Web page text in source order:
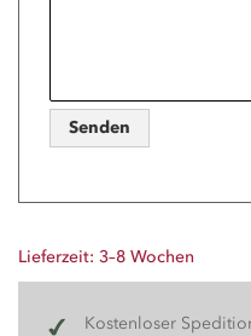
Senden
Lieferzeit: 3–8 Wochen
Kostenloser